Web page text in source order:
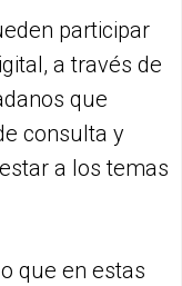
participar
a través de
que
consulta y
a los temas
que en estas